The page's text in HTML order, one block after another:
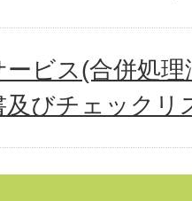
ビス(合併処
及びチェックリ